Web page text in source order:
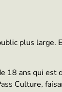
plus large.
18 ans qui est
Culture,